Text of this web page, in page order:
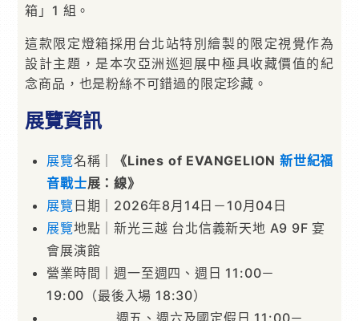
箱」1 組。
這款限定燈箱採用台北站特別繪製的限定視覺作為
設計主題，是本次亞洲巡迴展中極具收藏價值的紀
念商品，也是粉絲不可錯過的限定珍藏。
展覽資訊
展覽名稱｜ 《Lines of EVANGELION新世紀福
音戰士展：線》
展覽 日期｜2026年8月14日－10月04日
展覽地點｜新光三越 台北信義新天地 A9 9F 宴
會展演館
營業時間｜週一至週四、週日 11:00－
19:00（最後入場 18:30）